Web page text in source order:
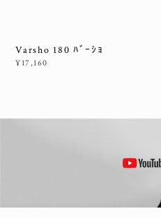
Varsho 180 ﾊﾞｰｼｮ
¥17,160